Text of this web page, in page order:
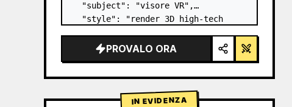
  "subject": "visore VR",
  "style": "render 3D high-tech
accenti luminosi",
  "background": "{argument
PROVALO ORA
IN EVIDENZA